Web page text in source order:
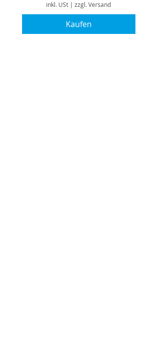
inkl. USt | zzgl. Versand
Kaufen